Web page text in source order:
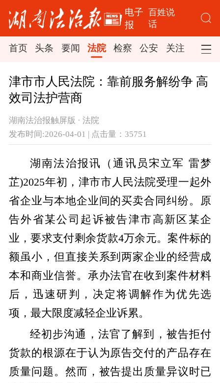
电子
报
百姓说
话
首页 头条 要闻 法院 检察 公安 关注 司法
津市市人民法院：靠前服务解纷争 高
效司法护营商
湖南法治报触屏版 · 法院
发布时间:2026-04-01 | 点击量：35751
湖南法治报讯（通讯员宋立军 雷梦
芷)2025年初，津市市人民法院受理一起外
省企业与本地企业间的买卖合同纠纷。原
告外省某公司起诉被告津市高新区某企
业，要求支付剩余货款4万余元。案件标的
额虽小，但直接关系到两家企业的经营成
本和商业信誉。承办法官在收到案件材料
后，迅速研判，决定将调解作为优先选
项，最大限度减轻企业诉累。
经初步沟通，法官了解到，被告拒付
货款的根源在于认为原告交付的产品存在
质量问题。然而，被告提出质量异议时已